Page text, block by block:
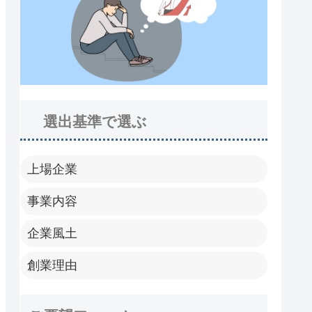
選出基準で選ぶ
上場企業
事業内容
企業風土
創業理由